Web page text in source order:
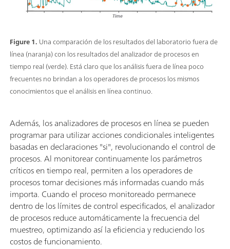
Figure 1. Una comparación de los resultados del laboratorio fuera de
línea (naranja) con los resultados del analizador de procesos en
tiempo real (verde). Está claro que los análisis fuera de línea poco
frecuentes no brindan a los operadores de procesos los mismos
conocimientos que el análisis en línea continuo.
Además, los analizadores de procesos en línea se pueden
programar para utilizar acciones condicionales inteligentes
basadas en declaraciones "si", revolucionando el control de
procesos. Al monitorear continuamente los parámetros
críticos en tiempo real, permiten a los operadores de
procesos tomar decisiones más informadas cuando más
importa. Cuando el proceso monitoreado permanece
dentro de los límites de control especificados, el analizador
de procesos reduce automáticamente la frecuencia del
muestreo, optimizando así la eficiencia y reduciendo los
costos de funcionamiento.